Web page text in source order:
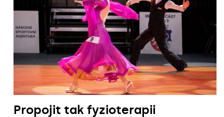
Propojit tak fyzioterapii